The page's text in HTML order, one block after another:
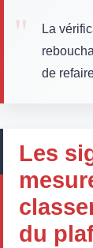
La
de
Les
du